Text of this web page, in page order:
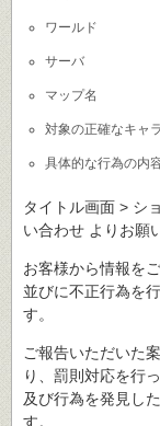
ワールド
サーバ
マップ名
対象の正確なキャ
具体的な行為の内
タイトル画面 > シ
い合わせ よりお願
お客様から情報を
並びに不正行為を
す。
ご報告いただいた
り、罰則対応を行
及び行為を発見し
す。